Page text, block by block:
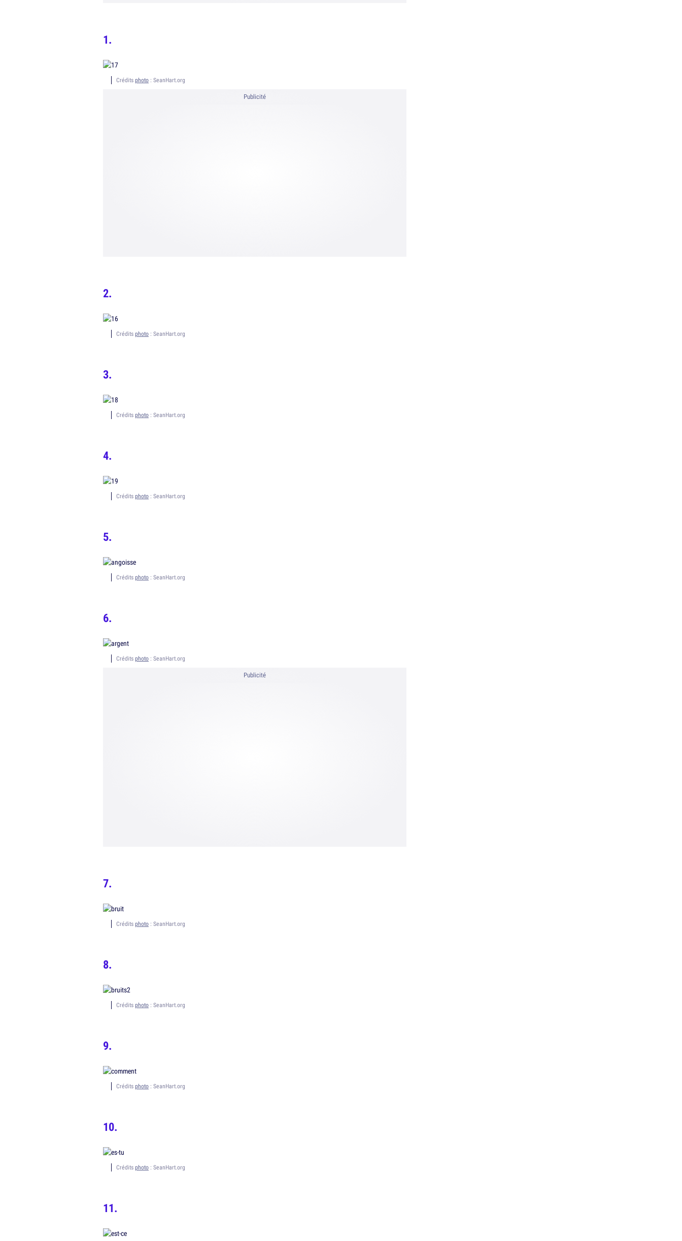
Crédits photo : SeanHart.org
Publicité
Crédits photo : SeanHart.org
Crédits photo : SeanHart.org
Crédits photo : SeanHart.org
Crédits photo : SeanHart.org
Crédits photo : SeanHart.org
Publicité
Crédits photo : SeanHart.org
Crédits photo : SeanHart.org
Crédits photo : SeanHart.org
Crédits photo : SeanHart.org